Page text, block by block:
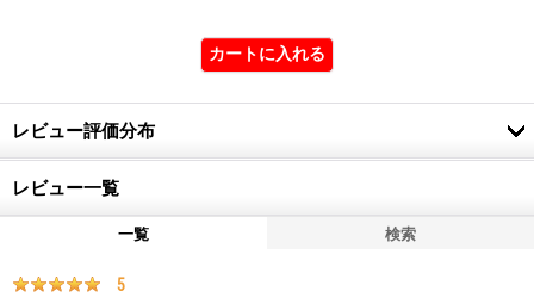
レビュー評価分布
レビュー一覧
一覧 検索
5